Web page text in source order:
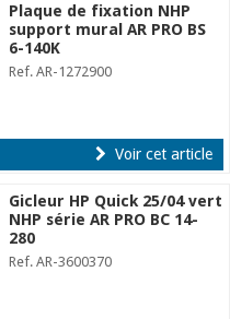
Plaque de fixation NHP
support mural AR PRO BS
6-140K
Ref. AR-1272900
Voir cet article
Gicleur HP Quick 25/04 vert
NHP série AR PRO BC 14-
280
Ref. AR-3600370